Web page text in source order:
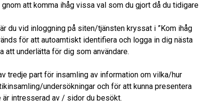
att komma ihåg vissa val som du gjort då du tidigare
du vid inloggning på siten/tjänsten kryssat i ”Kom ihåg
för att autoamtiskt identifiera och logga in dig nästa
underlätta för dig som användare.
tredje part för insamling av information om vilka/hur
undersökningar och för att kunna presentera
är intresserad av / sidor du besökt.